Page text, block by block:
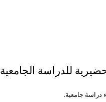
للدراسة الجامعية
دراسة جامعية.